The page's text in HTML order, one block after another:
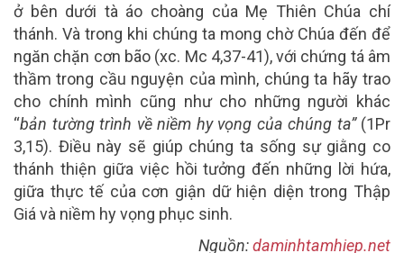
ở bên dưới tà áo choàng của Mẹ Thiên Chúa chí
thánh. Và trong khi chúng ta mong chờ Chúa đến để
ngăn chặn cơn bão (xc. Mc 4,37-41), với chứng tá âm
thầm trong cầu nguyện của mình, chúng ta hãy trao
cho chính mình cũng như cho những người khác
“bản tường trình về niềm hy vọng của chúng ta”(1Pr
3,15). Điều này sẽ giúp chúng ta sống sự giằng co
thánh thiện giữa việc hồi tưởng đến những lời hứa,
giữa thực tế của cơn giận dữ hiện diện trong Thập
Giá và niềm hy vọng phục sinh.
Nguồn:daminhtamhiep.net